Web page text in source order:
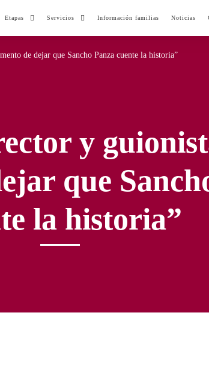
Etapas Servicios Información familias Noticias
de dejar que Sancho Panza cuente la historia”
y
que
la historia”